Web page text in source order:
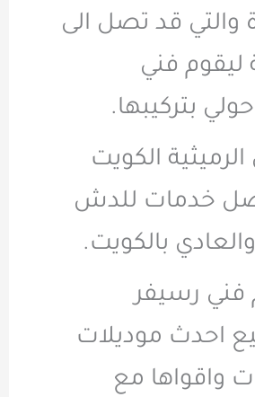
والتي قد تصل الى
ليقوم فني
بتركيبها.
الكويت
خدمات للدش
بالكويت.
فني رسيفر
احدث موديلات
واقواها مع